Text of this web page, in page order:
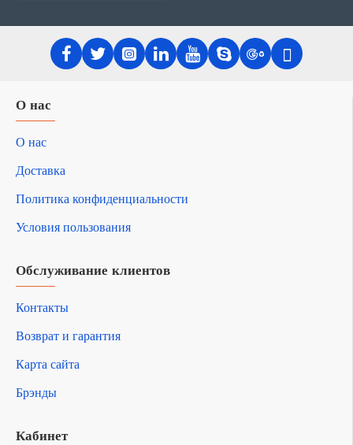
О нас
О нас
Доставка
Политика конфиденциальности
Условия пользования
Обслуживание клиентов
Контакты
Возврат и гарантия
Карта сайта
Брэнды
Кабинет